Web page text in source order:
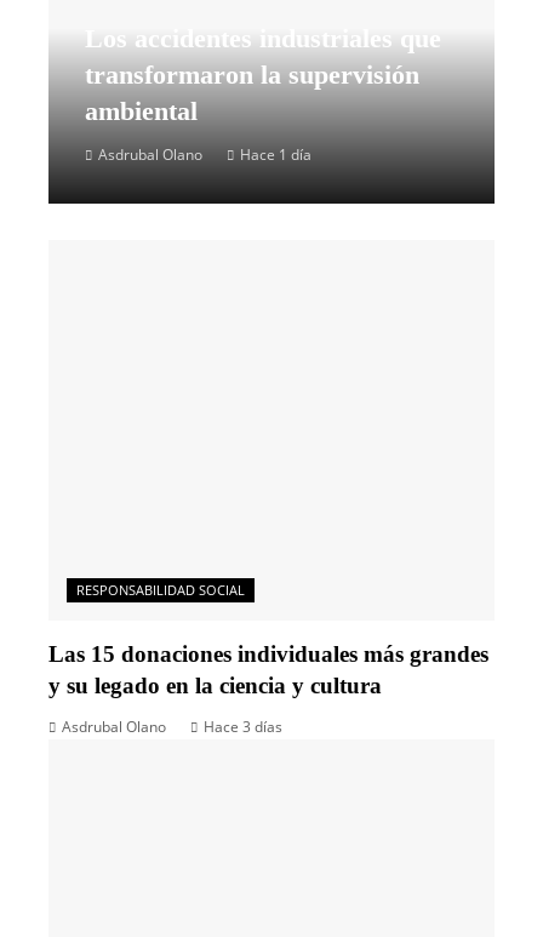
Los accidentes industriales que
transformaron la supervisión
ambiental
Asdrubal Olano Hace 1 día
RESPONSABILIDAD SOCIAL
Las 15 donaciones individuales más grandes
y su legado en la ciencia y cultura
Asdrubal Olano Hace 3 días